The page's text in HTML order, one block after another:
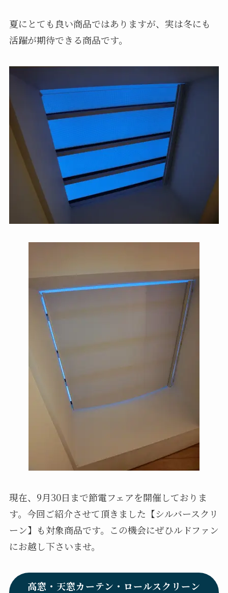
夏にとても良い商品ではありますが、実は冬にも
活躍が期待できる商品です。
現在、9月30日まで節電フェアを開催しておりま
す。今回ご紹介させて頂きました【シルバースクリ
ーン】も対象商品です。この機会にぜひルドファン
にお越し下さいませ。
高窓・天窓カーテン・ロールスクリーン